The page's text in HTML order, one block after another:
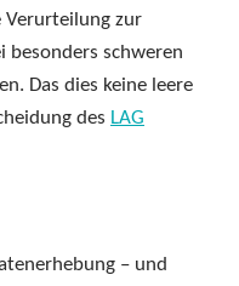
Verurteilung zur
besonders schweren
Das dies keine leere
des LAG
– und